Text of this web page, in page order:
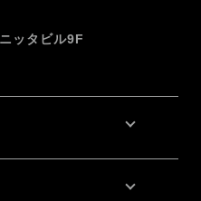
ッタビル9F